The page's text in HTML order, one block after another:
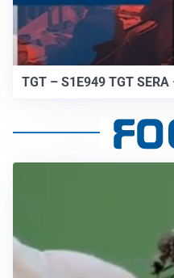
TGT – S1E949 TGT